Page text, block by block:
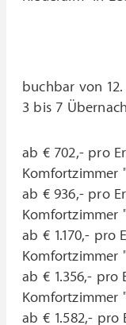
buchbar von
3 bis 7
ab € 702,- pro
Komfortzimmer
ab € 936,- pro
Komfortzimmer
ab € 1.170,- pro
Komfortzimmer
ab € 1.356,- pro
Komfortzimmer
ab € 1.582,- pro